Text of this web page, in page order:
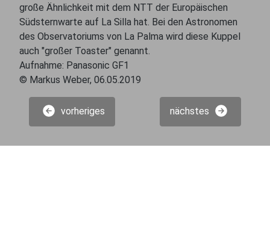
große Ähnlichkeit mit dem NTT der Europäischen
Südsternwarte auf La Silla hat. Bei den Astronomen
des Observatoriums von La Palma wird diese Kuppel
auch "großer Toaster" genannt.
Aufnahme: Panasonic GF1
© Markus Weber, 06.05.2019
vorheriges nächstes